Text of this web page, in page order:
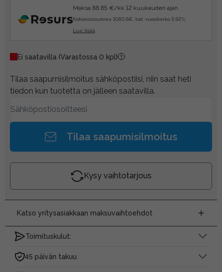
Maksa 88.85 €/kk 12 kuukauden ajan.
Kokonaissumma 1060.6€, tod. vuosikorko 5.92%.
Lue lisää
Ei saatavilla (Varastossa 0 kpl)
Tilaa saapumisilmoitus sähköpostiisi, niin saat heti
tiedon kun tuotetta on jälleen saatavilla.
Tilaa saapumisilmoitus
Kysy vaihtotarjous
Katso yritysasiakkaan maksuvaihtoehdot
Toimituskulut:
45 päivän takuu